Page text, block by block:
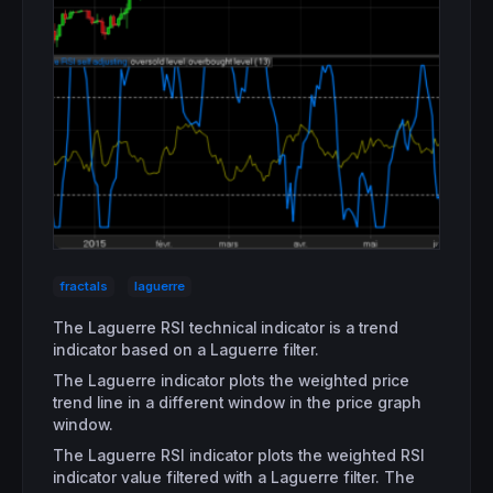
fractals laguerre
The Laguerre RSI technical indicator is a trend
indicator based on a Laguerre filter.
The Laguerre indicator plots the weighted price
trend line in a different window in the price graph
window.
The Laguerre RSI indicator plots the weighted RSI
indicator value filtered with a Laguerre filter. The